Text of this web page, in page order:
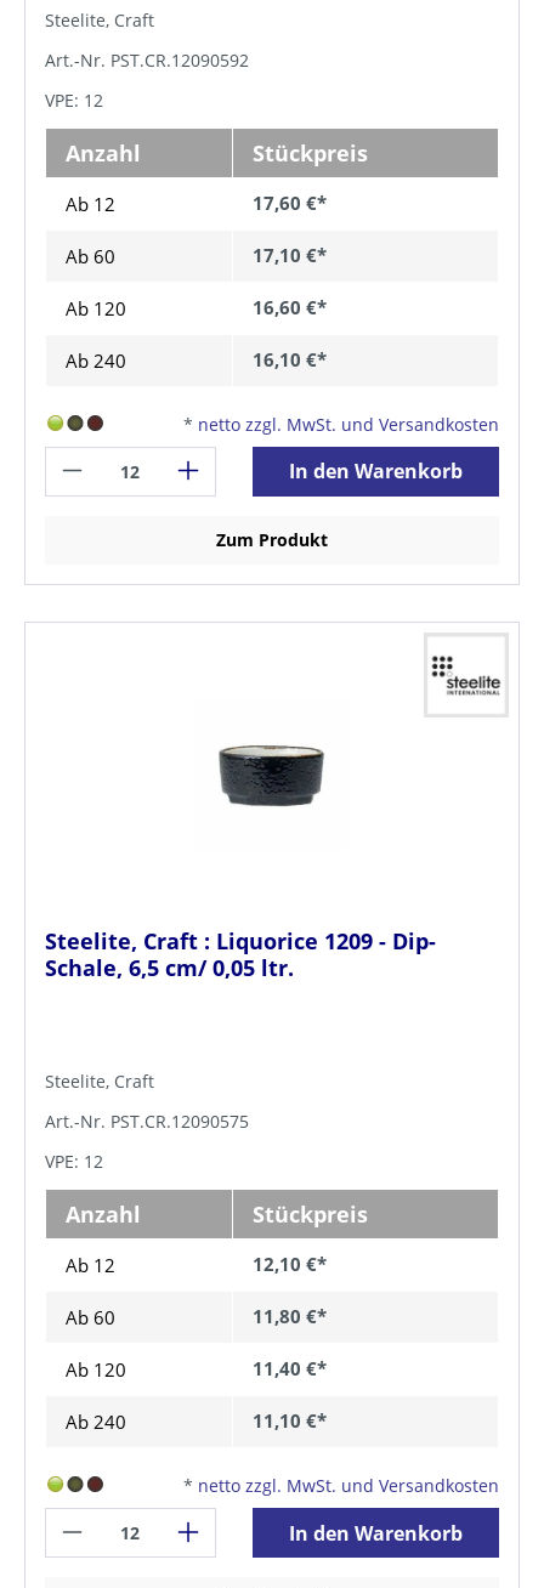
Steelite, Craft
Art.-Nr. PST.CR.12090592
VPE: 12
Anzahl Stückpreis
Ab 12 17,60 €*
Ab 60 17,10 €*
Ab 120 16,60 €*
Ab 240 16,10 €*
* netto zzgl. MwSt. und Versandkosten
In den Warenkorb
Zum Produkt
Steelite, Craft : Liquorice 1209 - Dip-
Schale, 6,5 cm/ 0,05 ltr.
Steelite, Craft
Art.-Nr. PST.CR.12090575
VPE: 12
Anzahl Stückpreis
Ab 12 12,10 €*
Ab 60 11,80 €*
Ab 120 11,40 €*
Ab 240 11,10 €*
* netto zzgl. MwSt. und Versandkosten
In den Warenkorb